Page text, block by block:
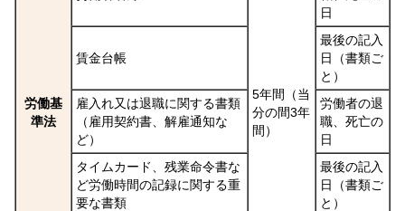
労働基
準法
5年間（当
分の間3年
間）
日
賃金台帳
最後の記入
日（書類ご
と）
雇入れ又は退職に関する書類
（雇用契約書、解雇通知な
ど）
労働者の退
職、死亡の
日
タイムカード、残業命令書な
ど労働時間の記録に関する重
要な書類
最後の記入
日（書類ご
と）